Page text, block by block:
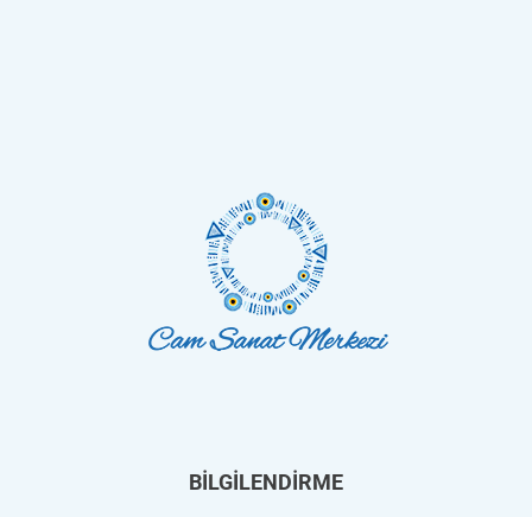
BİLGİLENDİRME